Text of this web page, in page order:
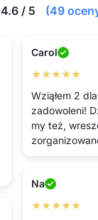
4.6 / 5 (49
Carol
★★★★★
Wziąłem 2
zadowoleni!
my też,
Na
★★★★★